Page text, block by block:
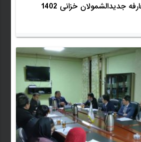
جدیدالشمولان خزانی 1402